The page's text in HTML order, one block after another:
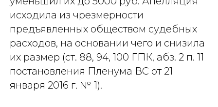
исходила из чрезмерности
предъявленных обществом судебных
расходов, на основании чего и снизила
их размер (ст. 88, 94, 100 ГПК, абз. 2 п. 11
постановления Пленума ВС от 21
января 2016 г. № 1).